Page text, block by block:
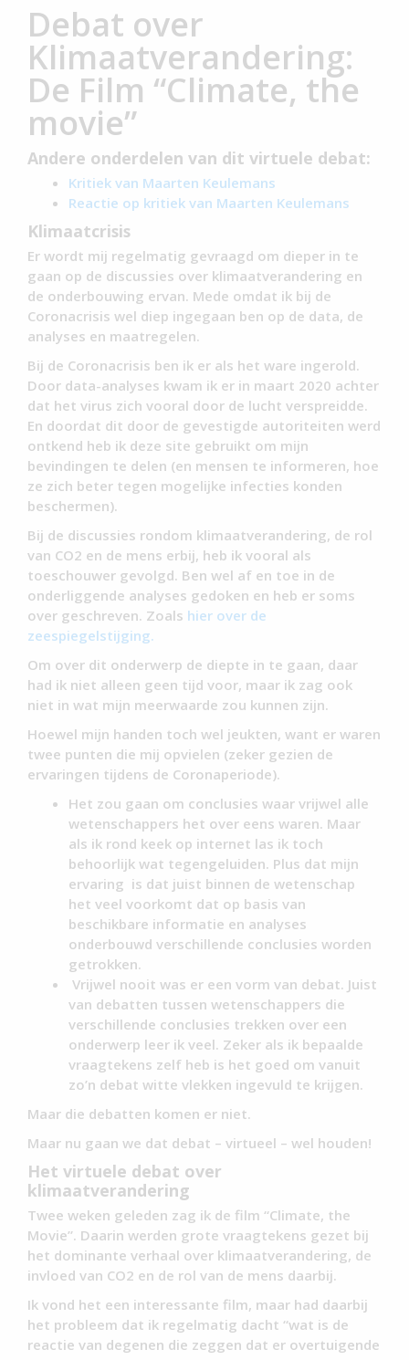
Debat over
Klimaatverandering:
De Film “Climate, the
movie”
Andere onderdelen van dit virtuele debat:
Kritiek van Maarten Keulemans
Reactie op kritiek van Maarten Keulemans
Klimaatcrisis
Er wordt mij regelmatig gevraagd om dieper in te
gaan op de discussies over klimaatverandering en
de onderbouwing ervan. Mede omdat ik bij de
Coronacrisis wel diep ingegaan ben op de data, de
analyses en maatregelen.
Bij de Coronacrisis ben ik er als het ware ingerold.
Door data-analyses kwam ik er in maart 2020 achter
dat het virus zich vooral door de lucht verspreidde.
En doordat dit door de gevestigde autoriteiten werd
ontkend heb ik deze site gebruikt om mijn
bevindingen te delen (en mensen te informeren, hoe
ze zich beter tegen mogelijke infecties konden
beschermen).
Bij de discussies rondom klimaatverandering, de rol
van CO2 en de mens erbij, heb ik vooral als
toeschouwer gevolgd. Ben wel af en toe in de
onderliggende analyses gedoken en heb er soms
over geschreven. Zoals hier over de
zeespiegelstijging.
Om over dit onderwerp de diepte in te gaan, daar
had ik niet alleen geen tijd voor, maar ik zag ook
niet in wat mijn meerwaarde zou kunnen zijn.
Hoewel mijn handen toch wel jeukten, want er waren
twee punten die mij opvielen (zeker gezien de
ervaringen tijdens de Coronaperiode).
Het zou gaan om conclusies waar vrijwel alle
wetenschappers het over eens waren. Maar
als ik rond keek op internet las ik toch
behoorlijk wat tegengeluiden. Plus dat mijn
ervaring is dat juist binnen de wetenschap
het veel voorkomt dat op basis van
beschikbare informatie en analyses
onderbouwd verschillende conclusies worden
getrokken.
Vrijwel nooit was er een vorm van debat. Juist
van debatten tussen wetenschappers die
verschillende conclusies trekken over een
onderwerp leer ik veel. Zeker als ik bepaalde
vraagtekens zelf heb is het goed om vanuit
zo’n debat witte vlekken ingevuld te krijgen.
Maar die debatten komen er niet.
Maar nu gaan we dat debat – virtueel – wel houden!
Het virtuele debat over
klimaatverandering
Twee weken geleden zag ik de film “Climate, the
Movie”. Daarin werden grote vraagtekens gezet bij
het dominante verhaal over klimaatverandering, de
invloed van CO2 en de rol van de mens daarbij.
Ik vond het een interessante film, maar had daarbij
het probleem dat ik regelmatig dacht “wat is de
reactie van degenen die zeggen dat er overtuigende